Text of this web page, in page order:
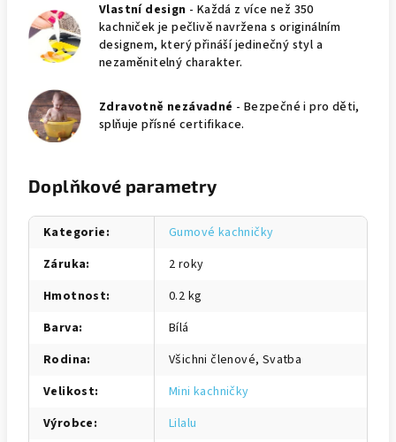
Vlastní design - Každá z více než 350
kachniček je pečlivě navržena s originálním
designem, který přináší jedinečný styl a
nezaměnitelný charakter.
Zdravotně nezávadné - Bezpečné i pro děti,
splňuje přísné certifikace.
Doplňkové parametry
Kategorie:
Gumové kachničky
Záruka:
2 roky
Hmotnost:
0.2 kg
Barva:
Bílá
Rodina:
Všichni členové, Svatba
Velikost:
Mini kachničky
Výrobce: Lilalu